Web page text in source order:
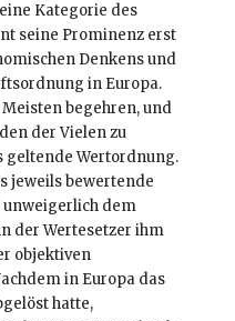
Kategorie des
seine Prominenz erst
Denkens und
in Europa.
begehren, und
der Vielen zu
geltende Wertordnung.
jeweils bewertende
unweigerlich dem
der Wertesetzer ihm
objektiven
in Europa das
hatte,